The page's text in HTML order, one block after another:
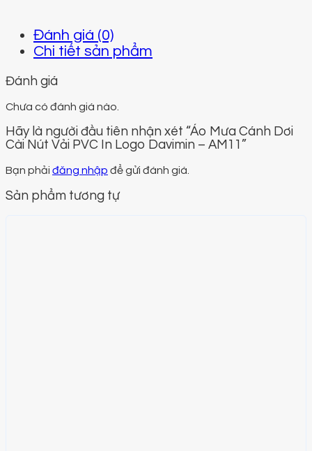
Đánh giá (0)
Chi tiết sản phẩm
Đánh giá
Chưa có đánh giá nào.
Hãy là người đầu tiên nhận xét “Áo Mưa Cánh Dơi
Cài Nút Vải PVC In Logo Davimin – AM11”
Bạn phải đăng nhập để gửi đánh giá.
Sản phẩm tương tự